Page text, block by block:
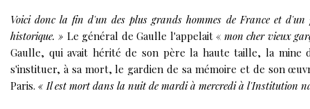
Voici donc la fin d'un des plus grands hommes de France et
historique. » Le général de Gaulle l'appelait « mon cher vieux
Gaulle, qui avait hérité de son père la haute taille, la mine
s'instituer, à sa mort,le gardien de sa mémoire et de son
Paris. « Il est mort dans la nuit de mardi à mercredi à l'Institution